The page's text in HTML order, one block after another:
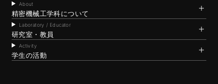
About
精密機械工学科について
Laboratory / Educator
研究室・教員
Activity
学生の活動